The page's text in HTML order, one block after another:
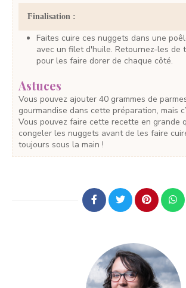
Finalisation :
Faites cuire ces nuggets dans une poêle bien chaude
avec un filet d'huile. Retournez-les de
pour les faire dorer de chaque côté.
Astuces
Vous pouvez ajouter 40 grammes de parmesan pour plus de
gourmandise dans cette préparation, mais
Vous pouvez faire cette recette en grande quantité, puis
congeler les nuggets avant de les faire
toujours sous la main !